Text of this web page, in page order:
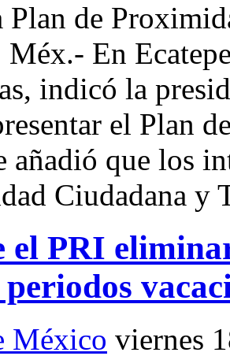
Plan de
Méx.- En
indicó la
el Plan
añadió que los
Ciudadana
el PRI
México viernes